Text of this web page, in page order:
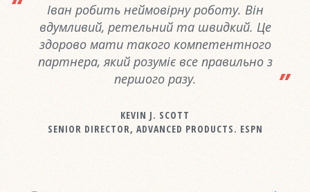
Іван робить неймовірну роботу. Він
вдумливий, ретельний та швидкий. Це
здорово мати такого компетентного
партнера, який розуміє все правильно з
першого разу.
KEVIN J. SCOTT
SENIOR DIRECTOR, ADVANCED PRODUCTS. ESPN